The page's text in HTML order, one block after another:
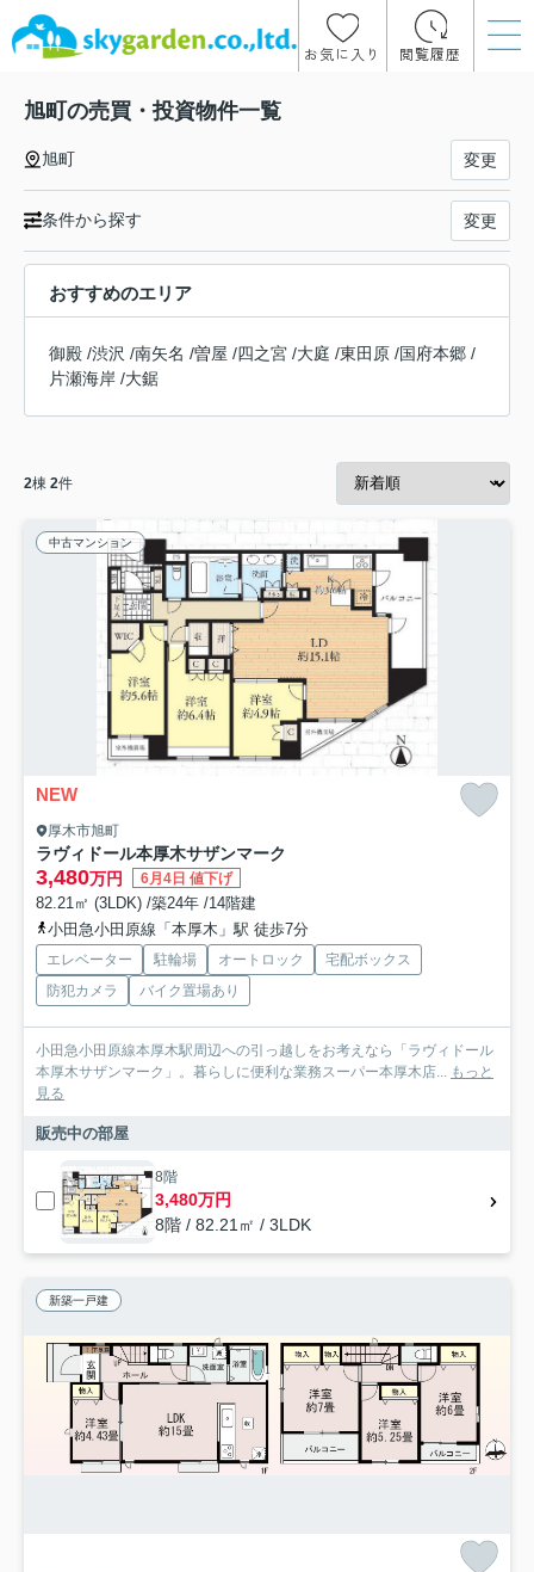
お気に入り 閲覧履歴
旭町の売買・投資物件一覧
旭町 変更
条件から探す 変更
おすすめのエリア
御殿 /渋沢 /南矢名 /曽屋 /四之宮 /大庭 /東田原 /国府本郷 /
片瀬海岸 /大鋸
2棟 2件
中古マンション
NEW
厚木市旭町
ラヴィドール本厚木サザンマーク
3,480万円 6月4日 値下げ
82.21㎡ (3LDK) /築24年 /14階建
小田急小田原線「本厚木」駅 徒歩7分
エレベーター 駐輪場 オートロック
宅配ボックス
防犯カメラ
バイク置場あり
小田急小田原線本厚木駅周辺への引っ越しをお考えなら「ラヴィドール
本厚木サザンマーク」。暮らしに便利な業務スーパー本厚木店...
もっと
見る
販売中の部屋
8階
3,480万円
8階 / 82.21㎡ / 3LDK
新築一戸建